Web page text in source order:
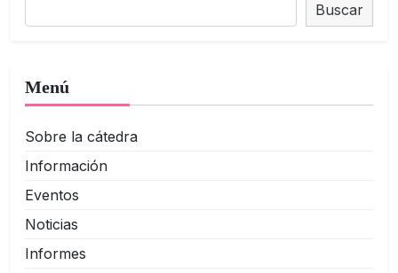
Buscar
Menú
Sobre la cátedra
Información
Eventos
Noticias
Informes